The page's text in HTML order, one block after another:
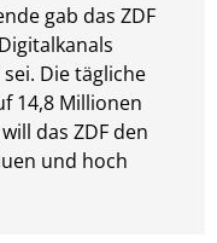
gab das ZDF
Die tägliche
14,8 Millionen
das ZDF den
und hoch